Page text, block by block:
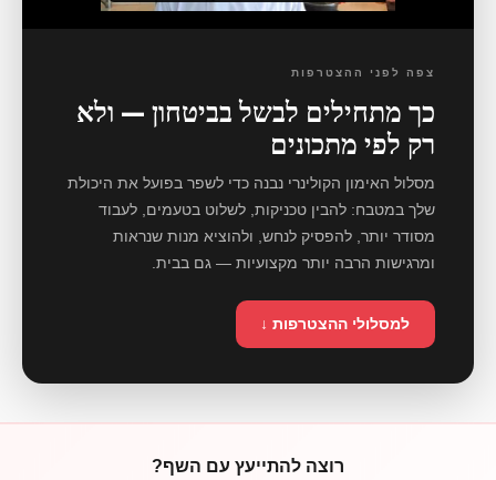
צפה לפני ההצטרפות
כך מתחילים לבשל בביטחון — ולא
רק לפי מתכונים
מסלול האימון הקולינרי נבנה כדי לשפר בפועל את היכולת
שלך במטבח: להבין טכניקות, לשלוט בטעמים, לעבוד
מסודר יותר, להפסיק לנחש, ולהוציא מנות שנראות
ומרגישות הרבה יותר מקצועיות — גם בבית.
למסלולי ההצטרפות ↓
רוצה להתייעץ עם השף?